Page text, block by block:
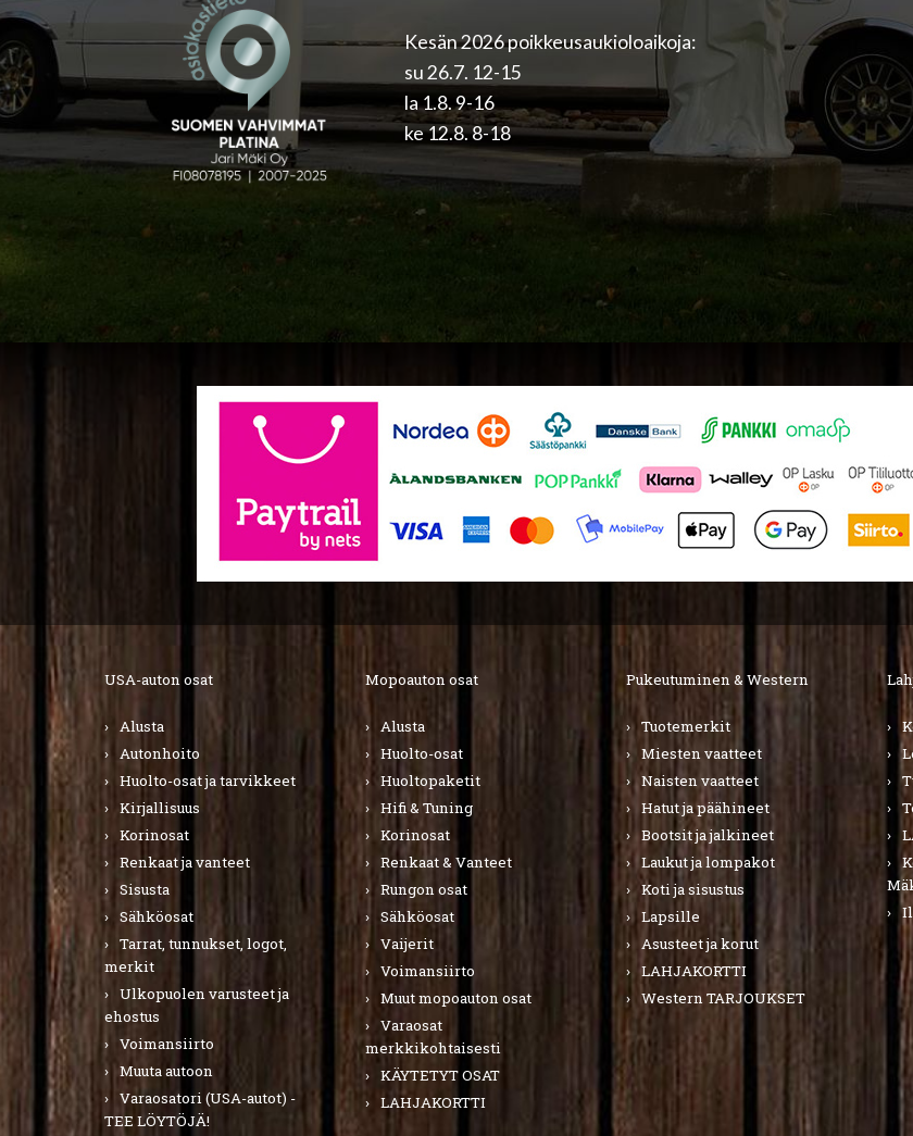
Kesän 2026 poikkeusaukioloaikoja:
su 26.7. 12-15
la 1.8. 9-16
ke 12.8. 8-18
USA-auton osat
Alusta
Autonhoito
Huolto-osat ja tarvikkeet
Kirjallisuus
Korinosat
Renkaat ja vanteet
Sisusta
Sähköosat
Tarrat, tunnukset, logot,
merkit
Ulkopuolen varusteet ja
ehostus
Voimansiirto
Muuta autoon
Varaosatori (USA-autot) -
TEE LÖYTÖJÄ!
Mopoauton osat
Alusta
Huolto-osat
Huoltopaketit
Hifi & Tuning
Korinosat
Renkaat & Vanteet
Rungon osat
Sähköosat
Vaijerit
Voimansiirto
Muut mopoauton osat
Varaosat
merkkikohtaisesti
KÄYTETYT OSAT
LAHJAKORTTI
Pukeutuminen & Western
Tuotemerkit
Miesten vaatteet
Naisten vaatteet
Hatut ja päähineet
Bootsit ja jalkineet
Laukut ja lompakot
Koti ja sisustus
Lapsille
Asusteet ja korut
LAHJAKORTTI
Western TARJOUKSET